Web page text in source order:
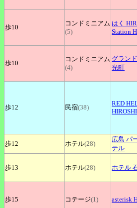
歩10
コンドミニアム
(5)
はく
Station
歩10
コンドミニアム
(4)
グラン
光町
歩12 民宿(38)
RED
歩12 ホテル(28)
広島 パ
テル
歩13 ホテル(28) ホテル
歩15 コテージ(1) asterisk